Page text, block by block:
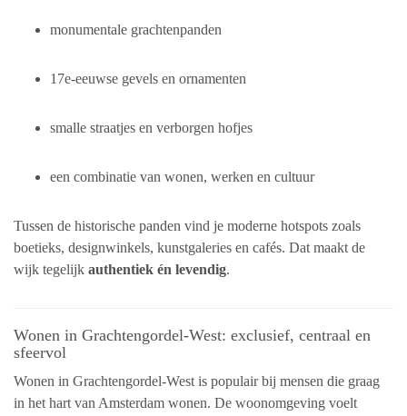
monumentale grachtenpanden
17e-eeuwse gevels en ornamenten
smalle straatjes en verborgen hofjes
een combinatie van wonen, werken en cultuur
Tussen de historische panden vind je moderne hotspots zoals
boetieks, designwinkels, kunstgaleries en cafés. Dat maakt de
wijk tegelijk authentiek én levendig.
Wonen in Grachtengordel-West: exclusief, centraal en
sfeervol
Wonen in Grachtengordel-West is populair bij mensen die graag
in het hart van Amsterdam wonen. De woonomgeving voelt